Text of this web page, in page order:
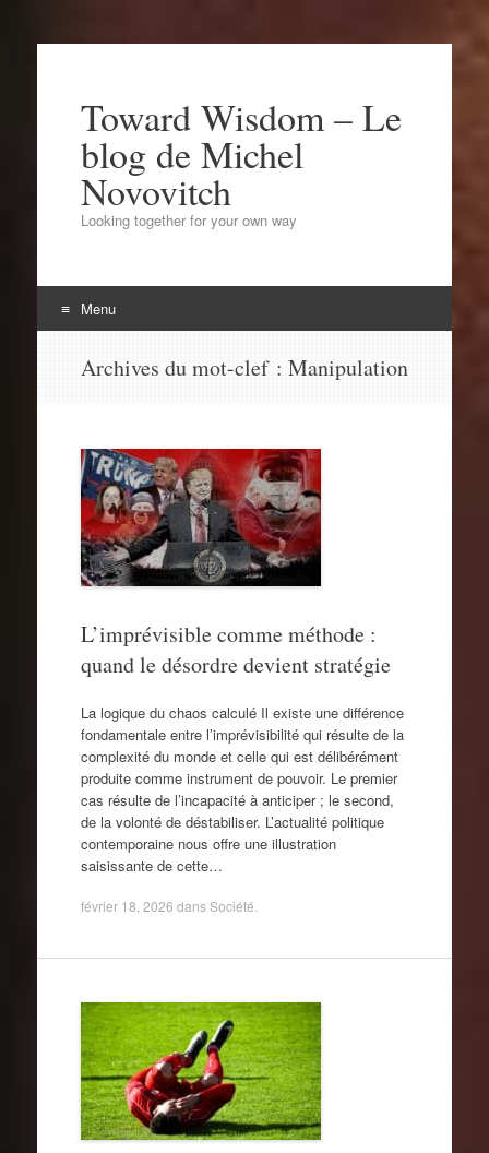
Toward Wisdom – Le
blog de Michel
Novovitch
Looking together for your own way
Menu
Archives du mot-clef : Manipulation
L’imprévisible comme méthode :
quand le désordre devient stratégie
La logique du chaos calculé Il existe une différence
fondamentale entre l’imprévisibilité qui résulte de la
complexité du monde et celle qui est délibérément
produite comme instrument de pouvoir. Le premier
cas résulte de l’incapacité à anticiper ; le second,
de la volonté de déstabiliser. L’actualité politique
contemporaine nous offre une illustration
saisissante de cette…
février 18, 2026 dansSociété